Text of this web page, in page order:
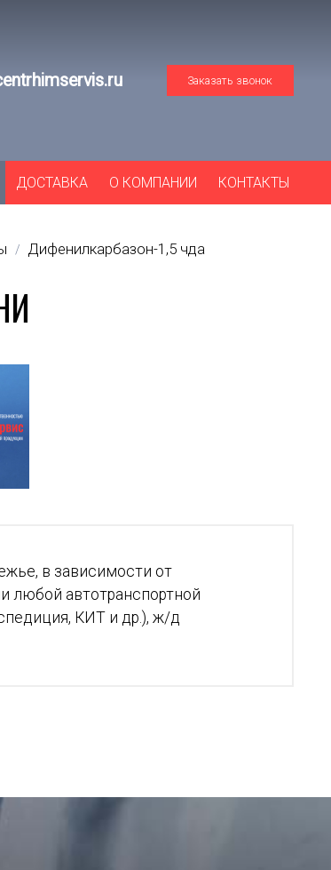
Заказать звонок
ДОСТАВКА О КОМПАНИИ КОНТАКТЫ
/ Дифенилкарбазон-1,5 чда
в зависимости от
любой автотранспортной
КИТ и др.), ж/д